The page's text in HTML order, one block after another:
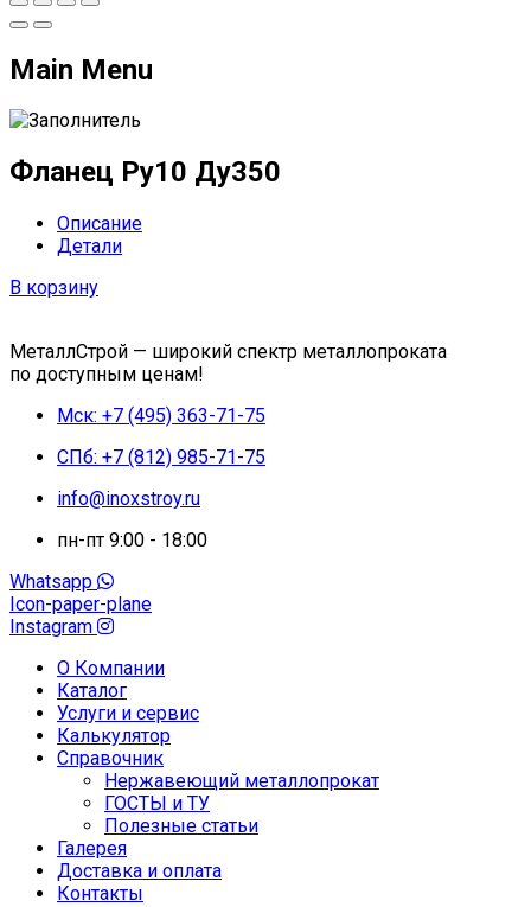
Main Menu
Фланец Ру10 Ду350
Описание
Детали
В корзину
МеталлСтрой — широкий спектр металлопроката
по доступным ценам!
Мск: +7 (495) 363-71-75
СПб: +7 (812) 985-71-75
info@inoxstroy.ru
пн-пт 9:00 - 18:00
Whatsapp
Icon-paper-plane
Instagram
О Компании
Каталог
Услуги и сервис
Калькулятор
Справочник
Нержавеющий металлопрокат
ГОСТЫ и ТУ
Полезные статьи
Галерея
Доставка и оплата
Контакты